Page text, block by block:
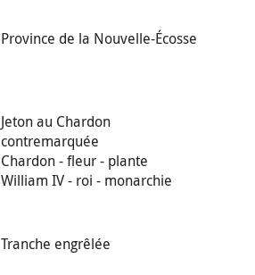
Province de la Nouvelle-Écosse
Jeton au Chardon
contremarquée
Chardon - fleur - plante
William IV - roi - monarchie
Tranche engrêlée